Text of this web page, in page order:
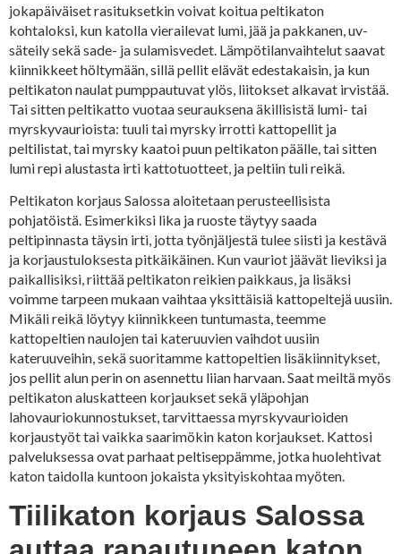
jokapäiväiset rasituksetkin voivat koitua peltikaton
kohtaloksi, kun katolla vierailevat lumi, jää ja pakkanen, uv-
säteily sekä sade- ja sulamisvedet. Lämpötilanvaihtelut saavat
kiinnikkeet höltymään, sillä pellit elävät edestakaisin, ja kun
peltikaton naulat pumppautuvat ylös, liitokset alkavat irvistää.
Tai sitten peltikatto vuotaa seurauksena äkillisistä lumi- tai
myrskyvaurioista: tuuli tai myrsky irrotti kattopellit ja
peltilistat, tai myrsky kaatoi puun peltikaton päälle, tai sitten
lumi repi alustasta irti kattotuotteet, ja peltiin tuli reikä.
Peltikaton korjaus Salossa aloitetaan perusteellisista
pohjatöistä. Esimerkiksi lika ja ruoste täytyy saada
peltipinnasta täysin irti, jotta työnjäljestä tulee siisti ja kestävä
ja korjaustuloksesta pitkäikäinen. Kun vauriot jäävät lieviksi ja
paikallisiksi, riittää peltikaton reikien paikkaus, ja lisäksi
voimme tarpeen mukaan vaihtaa yksittäisiä kattopeltejä uusiin.
Mikäli reikä löytyy kiinnikkeen tuntumasta, teemme
kattopeltien naulojen tai kateruuvien vaihdot uusiin
kateruuveihin, sekä suoritamme kattopeltien lisäkiinnitykset,
jos pellit alun perin on asennettu liian harvaan. Saat meiltä myös
peltikaton aluskatteen korjaukset sekä yläpohjan
lahovauriokunnostukset, tarvittaessa myrskyvaurioiden
korjaustyöt tai vaikka saarimökin katon korjaukset. Kattosi
palveluksessa ovat parhaat peltiseppämme, jotka huolehtivat
katon taidolla kuntoon jokaista yksityiskohtaa myöten.
Tiilikaton korjaus Salossa